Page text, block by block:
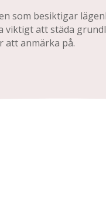
som besiktigar
viktigt att städa
att anmärka på.